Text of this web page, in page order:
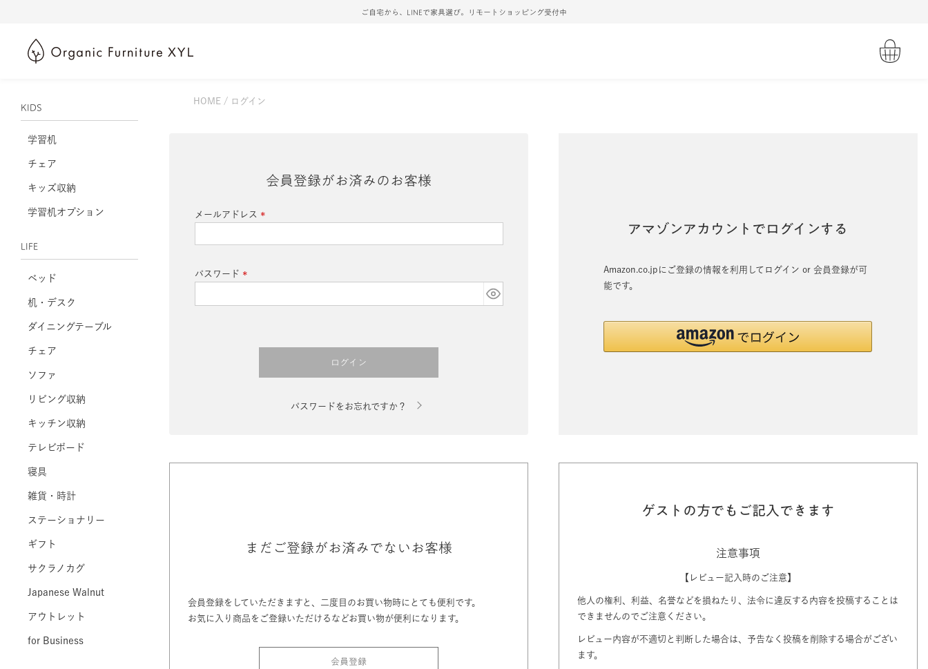
ご自宅から、LINEで家具選び。リモートショッピング受付中
KIDS
学習机
チェア
キッズ収納
学習机オプション
LIFE
ベッド
机・デスク
ダイニングテーブル
チェア
ソファ
リビング収納
キッチン収納
テレビボード
寝具
雑貨・時計
ステーショナリー
ギフト
サクラノカグ
Japanese Walnut
アウトレット
for Business
HOME ログイン
会員登録がお済みのお客様
メールアドレス
須)
パスワード
須)
ログイン
パスワードをお忘れですか？
アマゾンアカウントでログインする
Amazon.co.jpにご登録の情報を利用してログイン or 会員登録が可
能です。
まだご登録がお済みでないお客様
会員登録をしていただきますと、二度目のお買い物時にとても便利です。
お気に入り商品をご登録いただけるなどお買い物が便利になります。
会員登録
ゲストの方でもご記入できます
注意事項
【レビュー記入時のご注意】
他人の権利、利益、名誉などを損ねたり、法令に違反する内容を投稿することは
できませんのでご注意ください。
レビュー内容が不適切と判断した場合は、予告なく投稿を削除する場合がござい
ます。